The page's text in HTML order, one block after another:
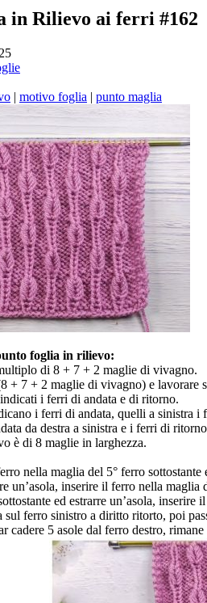
in Rilievo ai ferri #162
| motivo foglia | punto maglia
foglia in rilievo:
di 8 + 7 + 2 maglie di vivagno.
+ 7 + 2 maglie di vivagno) e lavorare
i ferri di andata e di ritorno.
i ferri di andata, quelli a sinistra i
da destra a sinistra e i ferri di
è di 8 maglie in larghezza.
nella maglia del 5° ferro
un’asola, inserire il ferro nella
ed estrarre un’asola,
sul ferro sinistro a diritto ritorto, poi
cadere 5 asole dal ferro destro,